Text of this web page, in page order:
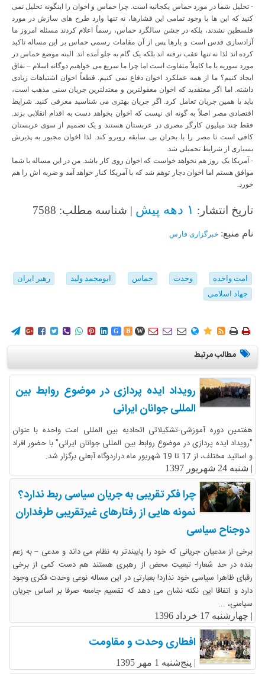
- تحلیل شما در مورد حماس یکجانبه است. چرا حماس و اخوان را اینگونه تحلیل نمی
کنید که این ها با وجود تمامی این فشارها، نه تنها وارد طرح های سازش در مورد
فلسطین نشدند، بلکه در جشن سالگرد حماس، رسماً اعلام کردند مسئله امروز ما
آزادسازی قدس است و بارها پس از آن مقامات رسمی حماس بر این مساله تاکید
کرده اند لذا نه تنها عقب نرفته اند بلکه یک گام به جلو آمده اند. البته موضع حماس در
مورد سوریه با ما کاملاً متفاوت است اما چرا ما سریع می خواهیم دوگانه اسلام – نفاق
ایجاد کنیم؟ ما از همه عملکرد اخوان دفاع نمی کنیم. قطعاً اخوان اشتباهات زیادی
داشته. اما اگر معتقدید که اخوان معقولترین و معتدلترین جریان سنی مذهب است،
باید با همین جریان تعامل کرد. اگر جریان بهتری می شناسید معرفی کنید. شرایط
اقتصادی مصر اصلاً به گونه ای نیست که اخوان بخواهد دست به اقدام انقلابی بزند.
فقط چند میلیون کارگر مصری در عربستان هستند و یک تصمیم از سوی عربستان
کافی است تا مصر را با بحران بی سابقه روبرو کند. لذا اخوان مجبور به پذیرش
بسیاری از شرایط تحمیلی شد.
- آمریکا یک روز هم نخواهد خواست که اخوان روی کار باشد. من در این مساله با شما
موافق هستم اما اخوان دچار توهم شد که با آمریکا کنار خواهد آمد و ضربه اش را هم
خورد.
تاریخ انتشار: ۱ دهه پیش | شناسه مطلب: 7588
نام منبع: خبرگزاری فارس
امت واحده وحدت حماس ابومحمد ولید
رهبر ایران
جهاد اسلامی
        G B W        
مطالب مرتبط
رویداد ایده پردازی در موضوع روابط بین
المللی جوانان ایرانی
هفتمین دوره آموزشی-تشکیلاتی اتحادیه بین المللی امت واحده با عنوان
"رویداد ایده پردازی در موضوع روابط بین المللی جوانان ایرانی" با حضور افراد
و اساتید مختلف، از 17 تا 19 شهریور ماه دراردوگاه آبعلی برگزار شد.
| شنبه 24 شهریور 1397
چرا فکر تقریبی به جریان سیاسی ربط ندارد؟
نمونه هایی از رفتارهای غیرتقریبی طرفداران
دوجناح سیاسی
برخی از مدعیان جریانی که خود را پایبندتر به نظام می داند و مدعی – به زعم
بنده در حد شعار!- تبعیت محض از رهبری هستند هم دست کمی از برخی
رقبای ظاهرا سیاسی خود ندارد! بعبارتی در این مساله نوعی وحدت فکری وجود
دارد و اتفاقا این نکته نشان می دهد که تقسیم جامعه صرفا بر اساس جریان
سیاسی، ...
| چهارشنبه 17 خرداد 1396
افطاری وحدت و مقاومت
| پنج‌شنبه 1 مهر 1395